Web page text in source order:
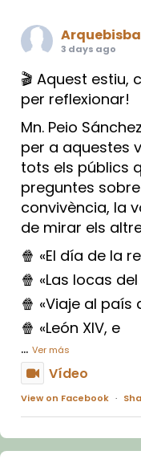
3 days ago
🎬 Aquest estiu,
per reflexionar!
Mn. Peio
per a aquestes
tots els públics
preguntes
convivència, la
de mirar els
🍿 «El día de la
🍿 «Las locas
🍿 «Viaje al
🍿 «León XIV, e
... Ver más
Vídeo
View on Facebook ·